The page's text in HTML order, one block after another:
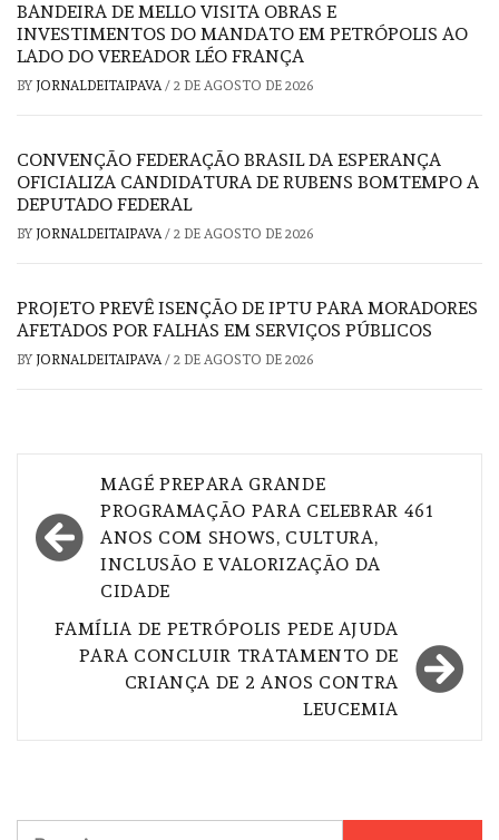
BANDEIRA DE MELLO VISITA OBRAS E
INVESTIMENTOS DO MANDATO EM PETRÓPOLIS AO
LADO DO VEREADOR LÉO FRANÇA
BY JORNALDEITAIPAVA/ 2 DE AGOSTO DE 2026
CONVENÇÃO FEDERAÇÃO BRASIL DA ESPERANÇA
OFICIALIZA CANDIDATURA DE RUBENS BOMTEMPO A
DEPUTADO FEDERAL
BY JORNALDEITAIPAVA/ 2 DE AGOSTO DE 2026
PROJETO PREVÊ ISENÇÃO DE IPTU PARA MORADORES
AFETADOS POR FALHAS EM SERVIÇOS PÚBLICOS
BY JORNALDEITAIPAVA/ 2 DE AGOSTO DE 2026
Navegação
de
Post
MAGÉ PREPARA GRANDE
PROGRAMAÇÃO PARA CELEBRAR 461
ANOS COM SHOWS, CULTURA,
INCLUSÃO E VALORIZAÇÃO DA
CIDADE
FAMÍLIA DE PETRÓPOLIS PEDE AJUDA
PARA CONCLUIR TRATAMENTO DE
CRIANÇA DE 2 ANOS CONTRA
LEUCEMIA